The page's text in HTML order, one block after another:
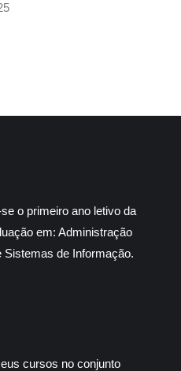
o primeiro ano letivo da
em: Administração
de Informação.
cursos no conjunto